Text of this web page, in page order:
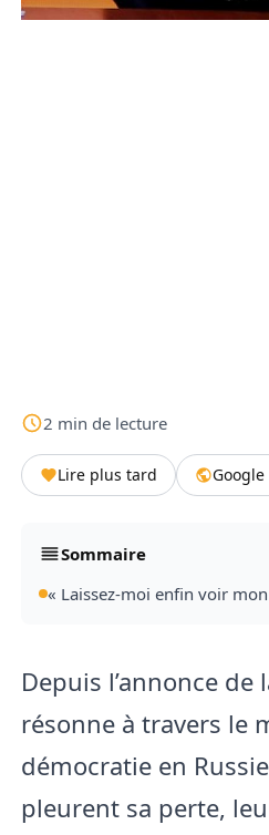
2 min de lecture
Lire plus tard Google
Sommaire
« Laissez-moi enfin voir
Depuis l’annonce de
résonne à travers le
démocratie en
pleurent sa perte,